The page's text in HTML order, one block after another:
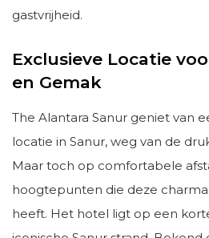
gastvrijheid.
Exclusieve Locatie
en Gemak
The Alantara Sanur geniet van
locatie in Sanur, weg van de
Maar toch op comfortabele
hoogtepunten die deze
heeft. Het hotel ligt op een